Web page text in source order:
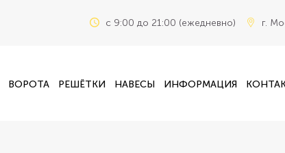
c 9:00 до 21:00 (ежедневно) г.
ВОРОТА РЕШЁТКИ НАВЕСЫ ИНФОРМАЦИЯ